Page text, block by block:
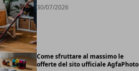
30/07/2026
Come sfruttare al massimo le
offerte del sito ufficiale AgfaPhoto